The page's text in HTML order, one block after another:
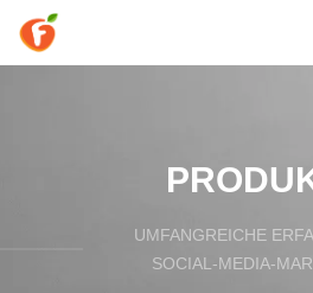
UMFANGREICHE
SOCIAL-MEDIA-